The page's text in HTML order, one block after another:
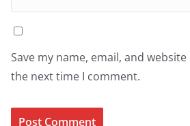
Save my name, email, and
the next time I comment.